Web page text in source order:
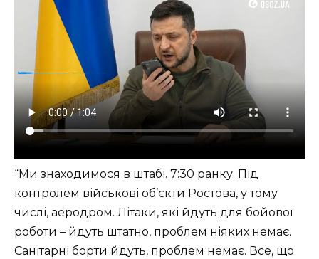
“Ми знаходимося в штабі. 7:30 ранку. Під
контролем військові об’єкти Ростова, у тому
числі, аеродром. Літаки, які йдуть для бойової
роботи – йдуть штатно, проблем ніяких немає.
Санітарні борти йдуть, проблем немає. Все, що